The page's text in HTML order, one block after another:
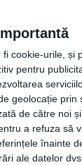
cookie-urile, și
pentru
geolocație prin
de către noi
a refuza să
înainte
ale datelor
16